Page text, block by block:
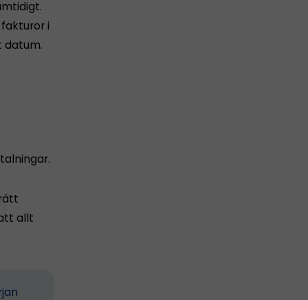
i
datum.
allt